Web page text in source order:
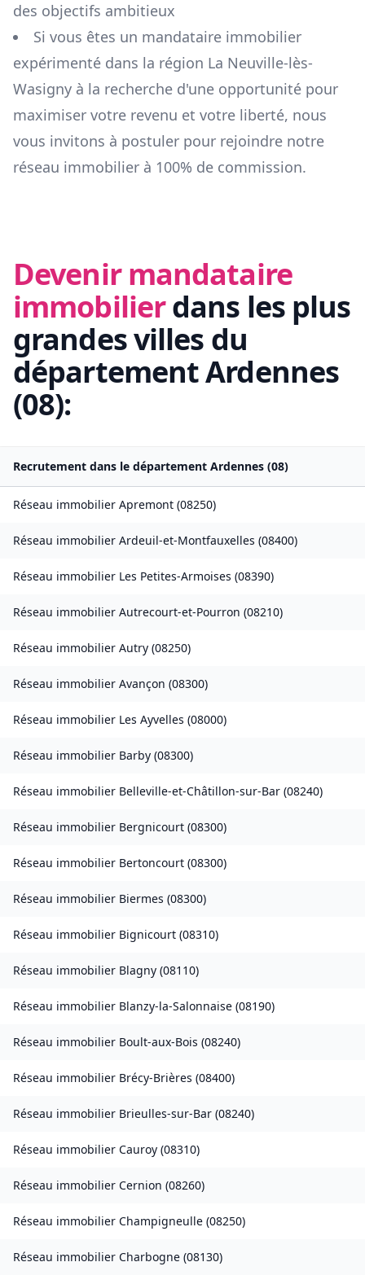
des objectifs ambitieux
Si vous êtes un mandataire immobilier
expérimenté dans la région La Neuville-lès-
Wasigny à la recherche d'une opportunité pour
maximiser votre revenu et votre liberté, nous
vous invitons à postuler pour rejoindre notre
réseau immobilier à 100% de commission.
Devenir mandataire
immobilierdans les plus
grandes villes du
départementArdennes
(08):
Recrutement dans le département Ardennes (08)
Réseau immobilier Apremont (08250)
Réseau immobilier Ardeuil-et-Montfauxelles (08400)
Réseau immobilier Les Petites-Armoises (08390)
Réseau immobilier Autrecourt-et-Pourron (08210)
Réseau immobilier Autry (08250)
Réseau immobilier Avançon (08300)
Réseau immobilier Les Ayvelles (08000)
Réseau immobilier Barby (08300)
Réseau immobilier Belleville-et-Châtillon-sur-Bar (08240)
Réseau immobilier Bergnicourt (08300)
Réseau immobilier Bertoncourt (08300)
Réseau immobilier Biermes (08300)
Réseau immobilier Bignicourt (08310)
Réseau immobilier Blagny (08110)
Réseau immobilier Blanzy-la-Salonnaise (08190)
Réseau immobilier Boult-aux-Bois (08240)
Réseau immobilier Brécy-Brières (08400)
Réseau immobilier Brieulles-sur-Bar (08240)
Réseau immobilier Cauroy (08310)
Réseau immobilier Cernion (08260)
Réseau immobilier Champigneulle (08250)
Réseau immobilier Charbogne (08130)